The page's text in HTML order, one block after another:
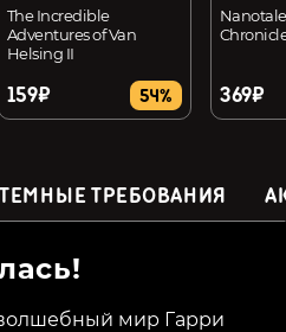
The Incredible
Adventures of Van
Helsing II
159₽ 54% 369₽
ТРЕБОВАНИЯ
мир Гарри